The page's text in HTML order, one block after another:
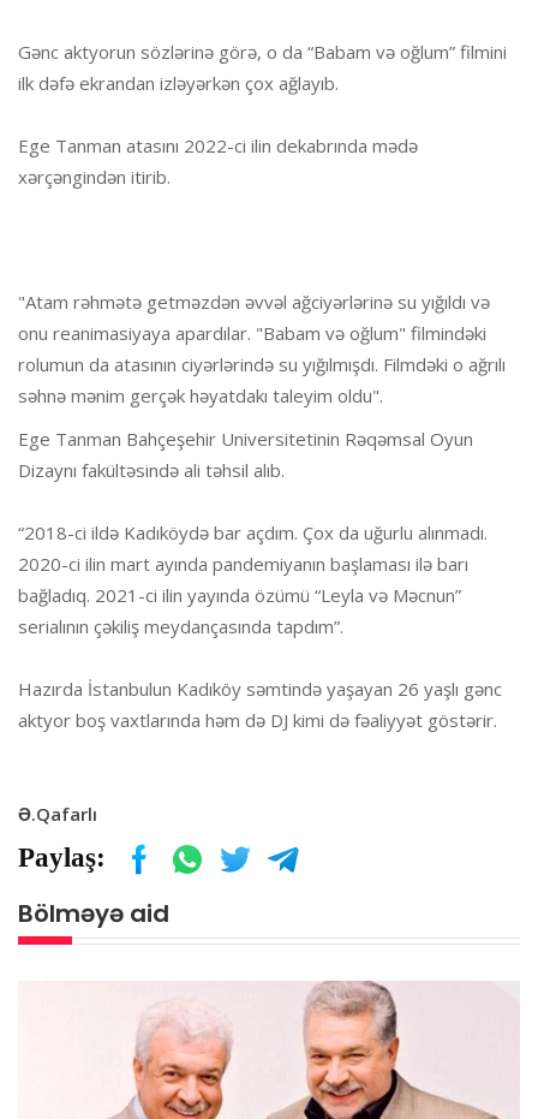
Gənc aktyorun sözlərinə görə, o da “Babam və oğlum” filmini
ilk dəfə ekrandan izləyərkən çox ağlayıb.
Ege Tanman atasını 2022-ci ilin dekabrında mədə
xərçəngindən itirib.
"Atam rəhmətə getməzdən əvvəl ağciyərlərinə su yığıldı və
onu reanimasiyaya apardılar. "Babam və oğlum" filmindəki
rolumun da atasının ciyərlərində su yığılmışdı. Filmdəki o ağrılı
səhnə mənim gerçək həyatdakı taleyim oldu".
Ege Tanman Bahçeşehir Universitetinin Rəqəmsal Oyun
Dizaynı fakültəsində ali təhsil alıb.
“2018-ci ildə Kadıköydə bar açdım. Çox da uğurlu alınmadı.
2020-ci ilin mart ayında pandemiyanın başlaması ilə barı
bağladıq. 2021-ci ilin yayında özümü “Leyla və Məcnun”
serialının çəkiliş meydançasında tapdım”.
Hazırda İstanbulun Kadıköy səmtində yaşayan 26 yaşlı gənc
aktyor boş vaxtlarında həm də DJ kimi də fəaliyyət göstərir.
Ə.Qafarlı
Paylaş:
Bölməyə aid